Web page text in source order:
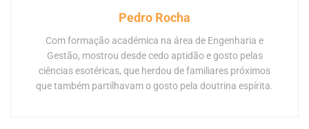
Pedro Rocha
Com formação académica na área de Engenharia e
Gestão, mostrou desde cedo aptidão e gosto pelas
ciências esotéricas, que herdou de familiares próximos
que também partilhavam o gosto pela doutrina espírita.